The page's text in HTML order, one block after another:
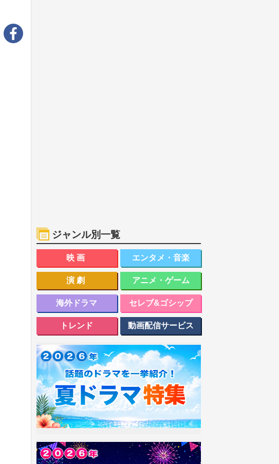
ジャンル別一覧
映画 エンタメ・音楽
演劇 アニメ・ゲーム
海外ドラマ セレブ&ゴシップ
トレンド 動画配信サービス